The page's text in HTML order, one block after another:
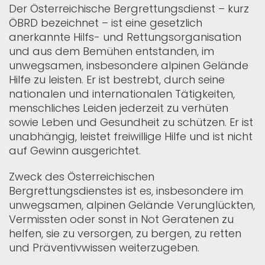
Der Österreichische Bergrettungsdienst – kurz
ÖBRD bezeichnet – ist eine gesetzlich
anerkannte Hilfs- und Rettungsorganisation
und aus dem Bemühen entstanden, im
unwegsamen, insbesondere alpinen Gelände
Hilfe zu leisten. Er ist bestrebt, durch seine
nationalen und internationalen Tätigkeiten,
menschliches Leiden jederzeit zu verhüten
sowie Leben und Gesundheit zu schützen. Er ist
unabhängig, leistet freiwillige Hilfe und ist nicht
auf Gewinn ausgerichtet.
Zweck des Österreichischen
Bergrettungsdienstes ist es, insbesondere im
unwegsamen, alpinen Gelände Verunglückten,
Vermissten oder sonst in Not Geratenen zu
helfen, sie zu versorgen, zu bergen, zu retten
und Präventivwissen weiterzugeben.